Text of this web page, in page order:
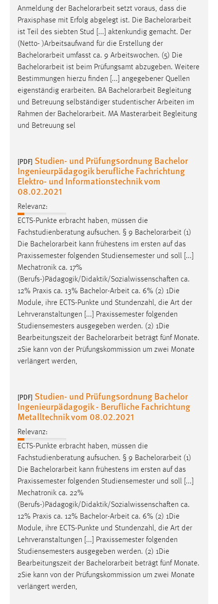
Anmeldung der Bachelorarbeit setzt voraus, dass die
Praxisphase mit Erfolg abgelegt ist. Die Bachelorarbeit
ist Teil des siebten Stud [...] aktenkundig gemacht. Der
(Netto- )Arbeitsaufwand für die Erstellung der
Bachelorarbeit umfasst ca. 9 Arbeitswochen. (5) Die
Bachelorarbeit ist beim Prüfungsamt abzugeben. Weitere
Bestimmungen hierzu finden [...] angegebener Quellen
eigenständig erarbeiten. BA Bachelorarbeit Begleitung
und Betreuung selbständiger studentischer Arbeiten im
Rahmen der Bachelorarbeit. MA Masterarbeit Begleitung
und Betreuung sel
[PDF] Studien- und Prüfungsordnung Bachelor
Ingenieurpädagogik berufliche Fachrichtung
Elektro- und Informationstechnik vom
08.02.2021
Relevanz:
ECTS-Punkte erbracht haben, müssen die
Fachstudienberatung aufsuchen. § 9 Bachelorarbeit (1)
Die Bachelorarbeit kann frühestens im ersten auf das
Praxissemester folgenden Studiensemester und soll [...]
Mechatronik ca. 17%
(Berufs-)Pädagogik/Didaktik/Sozialwissenschaften ca.
12% Praxis ca. 13% Bachelor-Arbeit ca. 6% (2) 1Die
Module, ihre ECTS-Punkte und Stundenzahl, die Art der
Lehrveranstaltungen [...] Praxissemester folgenden
Studiensemesters ausgegeben werden. (2) 1Die
Bearbeitungszeit der Bachelorarbeit beträgt fünf Monate.
2Sie kann von der Prüfungskommission um zwei Monate
verlängert werden,
[PDF] Studien- und Prüfungsordnung Bachelor
Ingenieurpädagogik - Berufliche Fachrichtung
Metalltechnik vom 08.02.2021
Relevanz:
ECTS-Punkte erbracht haben, müssen die
Fachstudienberatung aufsuchen. § 9 Bachelorarbeit (1)
Die Bachelorarbeit kann frühestens im ersten auf das
Praxissemester folgenden Studiensemester und soll [...]
Mechatronik ca. 22%
(Berufs-)Pädagogik/Didaktik/Sozialwissenschaften ca.
12% Praxis ca. 12% Bachelor-Arbeit ca. 6% (2) 1Die
Module, ihre ECTS-Punkte und Stundenzahl, die Art der
Lehrveranstaltungen [...] Praxissemester folgenden
Studiensemesters ausgegeben werden. (2) 1Die
Bearbeitungszeit der Bachelorarbeit beträgt fünf Monate.
2Sie kann von der Prüfungskommission um zwei Monate
verlängert werden,